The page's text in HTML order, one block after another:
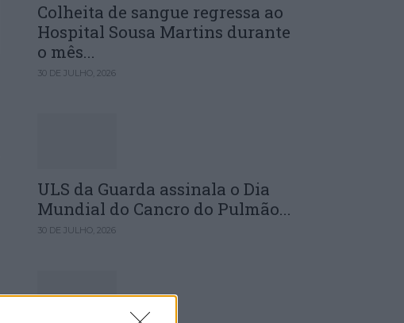
Colheita de sangue regressa ao
Hospital Sousa Martins durante
o mês...
30 DE JULHO, 2026
ULS da Guarda assinala o Dia
Mundial do Cancro do Pulmão...
30 DE JULHO, 2026